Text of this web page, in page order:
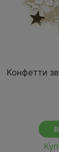
Конфетти